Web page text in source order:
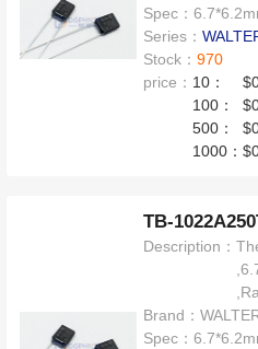
Spec：
Series：
Stock：970
price： 10：
100：
500：
1000：
TB-
Description：
Brand：
Spec：